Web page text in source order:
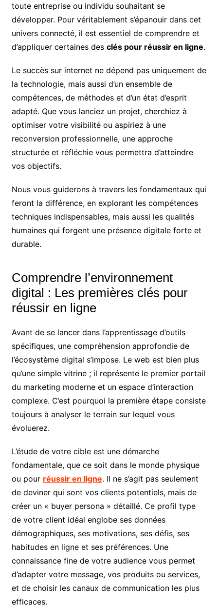
toute entreprise ou individu souhaitant se
développer. Pour véritablement s’épanouir dans cet
univers connecté, il est essentiel de comprendre et
d’appliquer certaines des clés pour réussir en ligne.
Le succès sur internet ne dépend pas uniquement de
la technologie, mais aussi d’un ensemble de
compétences, de méthodes et d’un état d’esprit
adapté. Que vous lanciez un projet, cherchiez à
optimiser votre visibilité ou aspiriez à une
reconversion professionnelle, une approche
structurée et réfléchie vous permettra d’atteindre
vos objectifs.
Nous vous guiderons à travers les fondamentaux qui
feront la différence, en explorant les compétences
techniques indispensables, mais aussi les qualités
humaines qui forgent une présence digitale forte et
durable.
Comprendre l’environnement
digital : Les premières clés pour
réussir en ligne
Avant de se lancer dans l’apprentissage d’outils
spécifiques, une compréhension approfondie de
l’écosystème digital s’impose. Le web est bien plus
qu’une simple vitrine ; il représente le premier portail
du marketing moderne et un espace d’interaction
complexe. C’est pourquoi la première étape consiste
toujours à analyser le terrain sur lequel vous
évoluerez.
L’étude de votre cible est une démarche
fondamentale, que ce soit dans le monde physique
ou pour réussir en ligne. Il ne s’agit pas seulement
de deviner qui sont vos clients potentiels, mais de
créer un « buyer persona » détaillé. Ce profil type
de votre client idéal englobe ses données
démographiques, ses motivations, ses défis, ses
habitudes en ligne et ses préférences. Une
connaissance fine de votre audience vous permet
d’adapter votre message, vos produits ou services,
et de choisir les canaux de communication les plus
efficaces.